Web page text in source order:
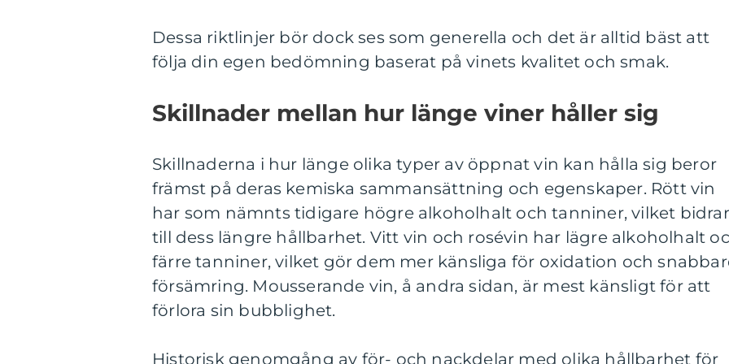
Dessa riktlinjer bör dock ses som generella och det är alltid bäst att
följa din egen bedömning baserat på vinets kvalitet och smak.
Skillnader mellan hur länge viner håller sig
Skillnaderna i hur länge olika typer av öppnat vin kan hålla sig beror
främst på deras kemiska sammansättning och egenskaper. Rött vin
har som nämnts tidigare högre alkoholhalt och tanniner, vilket bidrar
till dess längre hållbarhet. Vitt vin och rosévin har lägre alkoholhalt
färre tanniner, vilket gör dem mer känsliga för oxidation och
försämring. Mousserande vin, å andra sidan, är mest känsligt för att
förlora sin bubblighet.
Historisk genomgång av för- och nackdelar med olika hållbarhet för